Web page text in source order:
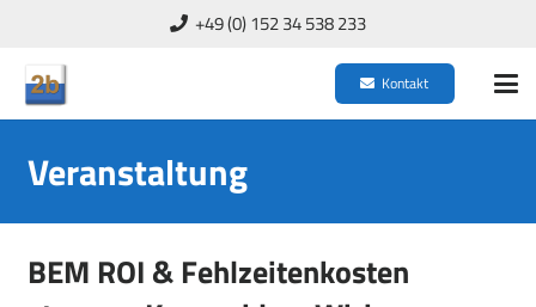
+49 (0) 152 34 538 233
Kontakt
Veranstaltung
BEM ROI & Fehlzeitenkosten